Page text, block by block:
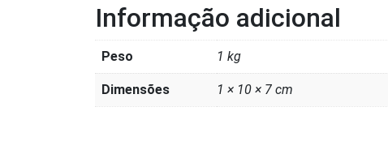
Informação adicional
Peso 1 kg
Dimensões 1 × 10 × 7 cm